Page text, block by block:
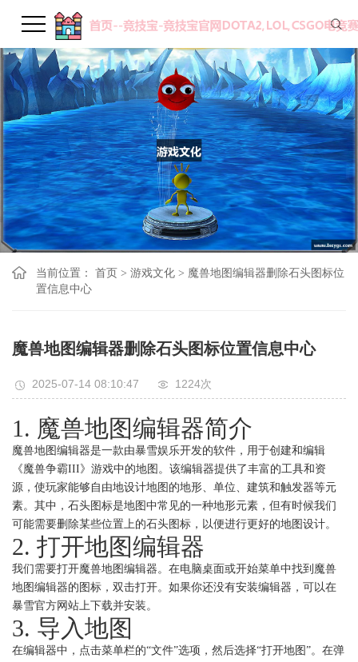
当前位置： 首页 > 游戏文化 > 魔兽地图编辑器删除石头图标位
置信息中心
魔兽地图编辑器删除石头图标位置信息中心
2025-07-14 08:10:47 1224次
1. 魔兽地图编辑器简介
魔兽地图编辑器是一款由暴雪娱乐开发的软件，用于创建和编辑
《魔兽争霸III》游戏中的地图。该编辑器提供了丰富的工具和资
源，使玩家能够自由地设计地图的地形、单位、建筑和触发器等元
素。其中，石头图标是地图中常见的一种地形元素，但有时候我们
可能需要删除某些位置上的石头图标，以便进行更好的地图设计。
2. 打开地图编辑器
我们需要打开魔兽地图编辑器。在电脑桌面或开始菜单中找到魔兽
地图编辑器的图标，双击打开。如果你还没有安装编辑器，可以在
暴雪官方网站上下载并安装。
3. 导入地图
在编辑器中，点击菜单栏的“文件”选项，然后选择“打开地图”。在弹